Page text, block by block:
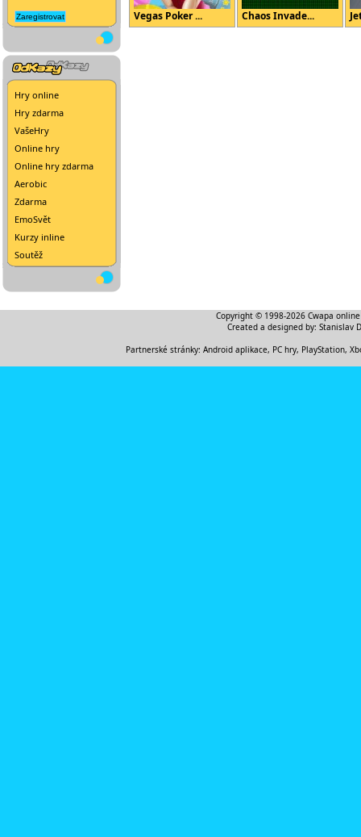
Hry online
Hry zdarma
VašeHry
Online hry
Online hry zdarma
Aerobic
Zdarma
EmoSvět
Kurzy inline
Soutěž
Vegas Poker ... Chaos Invade...
Copyright © 1998-2026 Cwapa
Created a designed by: Stanislav
Partnerské stránky: Android aplikace, PC hry, PlayStation,